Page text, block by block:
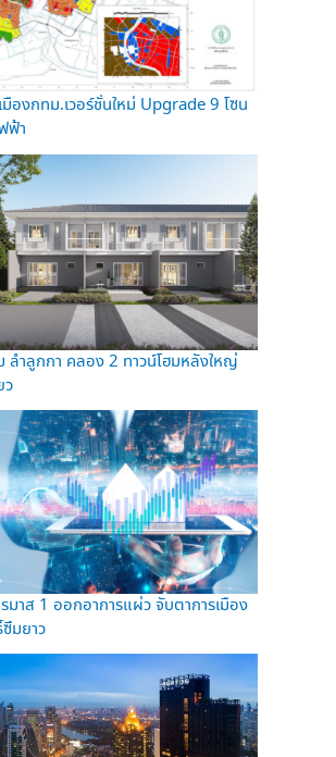
มืองกทม.เวอร์ชั่นใหม่ Upgrade 9 โซน
ฟ้า
ลำลูกกา คลอง 2 ทาวน์โฮมหลังใหญ่
ว
มาส 1 ออกอาการแผ่ว จับตาการเมือง
มยาว